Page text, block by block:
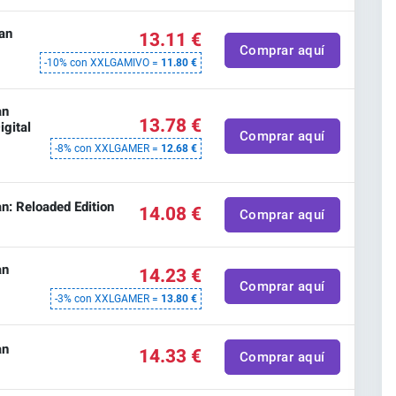
13.11 €
-10% con XXLGAMIVO = 11.80 €
Comprar aquí
13.78 €
-8% con XXLGAMER = 12.68 €
Comprar aquí
Reloaded Edition 14.08 € Comprar aquí
14.23 €
-3% con XXLGAMER = 13.80 €
Comprar aquí
14.33 € Comprar aquí